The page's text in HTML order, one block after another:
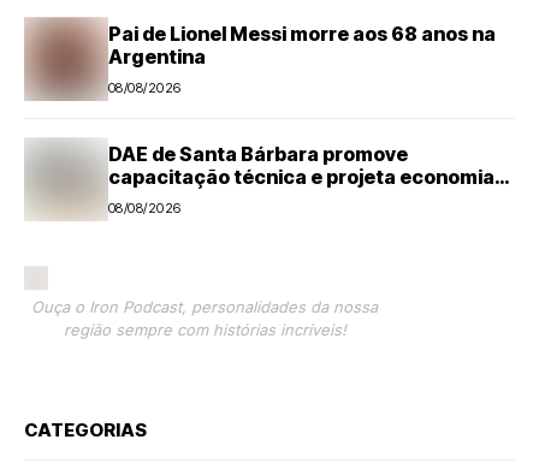
Pai de Lionel Messi morre aos 68 anos na
Argentina
08/08/2026
DAE de Santa Bárbara promove
capacitação técnica e projeta economia
anual de mais de R$ 300 mil com eficiência
energética
08/08/2026
Ouça o Iron Podcast, personalidades da nossa
região sempre com histórias incríveis!
CATEGORIAS